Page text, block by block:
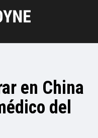
en China
del